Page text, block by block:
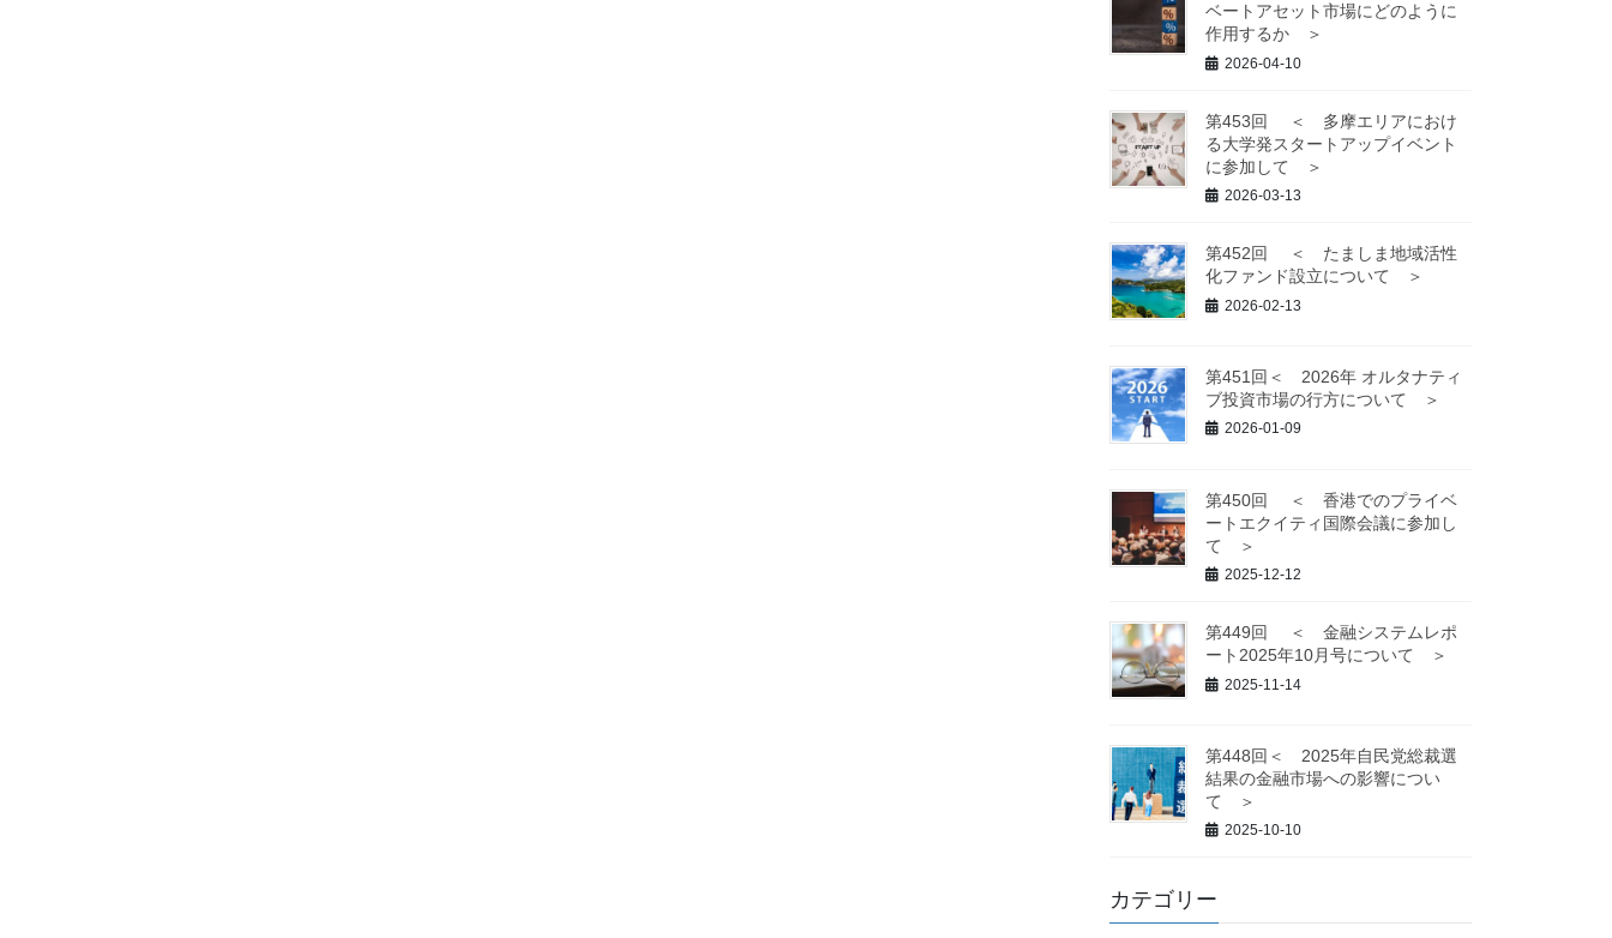
ベートアセット市場にどのように
作用するか ＞
2026-04-10
第453回 ＜ 多摩エリアにおけ
る大学発スタートアップイベント
に参加して ＞
2026-03-13
第452回 ＜ たましま地域活性
化ファンド設立について ＞
2026-02-13
第451回＜ 2026年 オルタナティ
ブ投資市場の行方について ＞
2026-01-09
第450回 ＜ 香港でのプライベ
ートエクイティ国際会議に参加し
て ＞
2025-12-12
第449回 ＜ 金融システムレポ
ート2025年10月号について ＞
2025-11-14
第448回＜ 2025年自民党総裁選
結果の金融市場への影響につい
て ＞
2025-10-10
カテゴリー